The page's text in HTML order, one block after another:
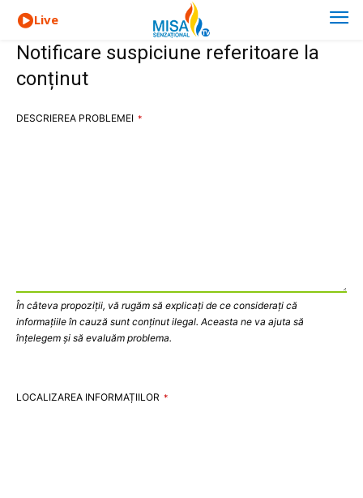
Live
Notificare suspiciune referitoare la
conținut
DESCRIEREA PROBLEMEI *
În câteva propoziții, vă rugăm să explicați de ce considerați că
informațiile în cauză sunt conținut ilegal. Aceasta ne va ajuta să
înțelegem și să evaluăm problema.
LOCALIZAREA INFORMAȚIILOR *